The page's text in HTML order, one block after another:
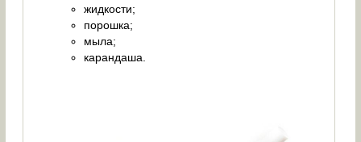
жидкости;
порошка;
мыла;
карандаша.